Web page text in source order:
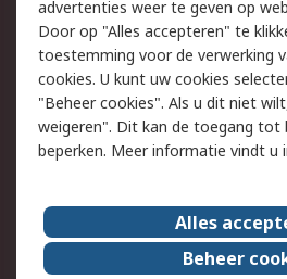
Wettelijk
Cookiebeleid
Privacybeleid
Algemene
verkoopvoorwaarden
Over RS
RS Group
advertenties weer te geven op
Door op "Alles accepteren" te
toestemming voor de verwerking
cookies. U kunt uw cookies
"Beheer cookies". Als u dit niet
weigeren". Dit kan de toegang tot
beperken. Meer informatie vindt u
Alles
Beheer